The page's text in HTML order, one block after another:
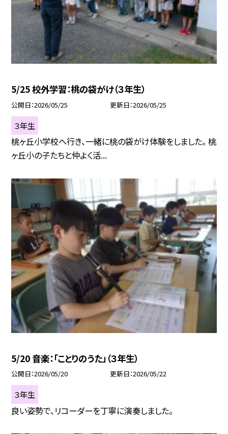
5/25 校外学習：桃の袋がけ（３年生）
公開日 2026/05/25 更新日 2026/05/25
３年生
桃ヶ丘小学校へ行き、一緒に桃の袋がけ体験をしました。 桃
ヶ丘小の子たちと仲よく活...
5/20 音楽：「ことりのうた」（３年生）
公開日 2026/05/20 更新日 2026/05/22
３年生
良い姿勢で、リコーダーを丁寧に演奏しました。